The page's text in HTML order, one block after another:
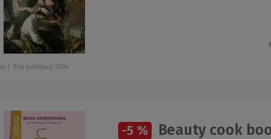
m Rok publikacji: 2024
-5 % Beauty cook